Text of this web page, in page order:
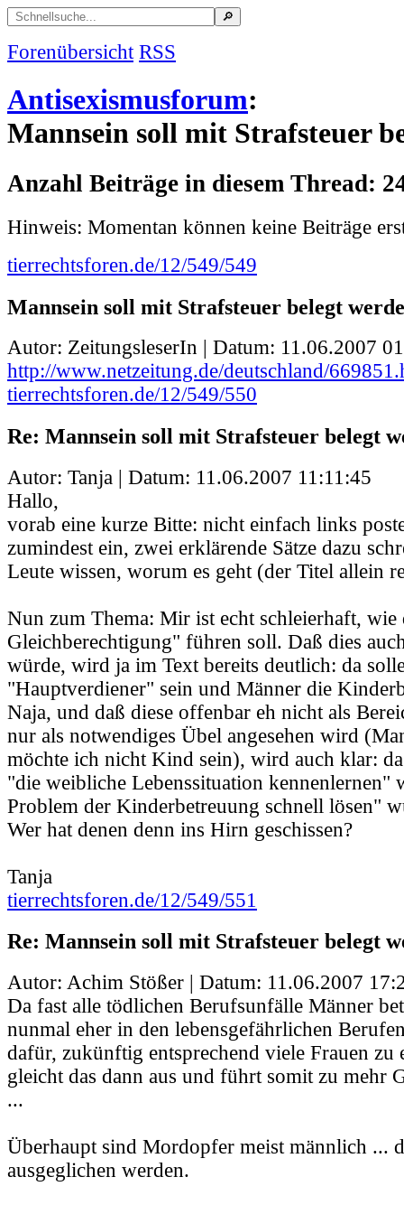
Forenübersicht RSS
Antisexismusforum:
Mannsein soll mit Strafsteuer
Anzahl Beiträge in diesem Thread:
Hinweis: Momentan können keine Beiträge
tierrechtsforen.de/12/549/549
Mannsein soll mit Strafsteuer belegt
Autor: ZeitungsleserIn | Datum: 11.06.2007
http://www.netzeitung.de/deutschland/
tierrechtsforen.de/12/549/550
Re: Mannsein soll mit Strafsteuer belegt
Autor: Tanja | Datum: 11.06.2007 11:11:45
Hallo,
vorab eine kurze Bitte: nicht einfach links
zumindest ein, zwei erklärende Sätze dazu
Leute wissen, worum es geht (der Titel allein
Nun zum Thema: Mir ist echt schleierhaft, wie
Gleichberechtigung" führen soll. Daß dies
würde, wird ja im Text bereits deutlich: da
"Hauptverdiener" sein und Männer die
Naja, und daß diese offenbar eh nicht als
nur als notwendiges Übel angesehen wird
möchte ich nicht Kind sein), wird auch klar:
"die weibliche Lebenssituation kennenlernen"
Problem der Kinderbetreuung schnell lösen"
Wer hat denen denn ins Hirn geschissen?
Tanja
tierrechtsforen.de/12/549/551
Re: Mannsein soll mit Strafsteuer belegt
Autor: Achim Stößer | Datum: 11.06.2007
Da fast alle tödlichen Berufsunfälle Männer
nunmal eher in den lebensgefährlichen
dafür, zukünftig entsprechend viele Frauen zu
gleicht das dann aus und führt somit zu mehr
...
Überhaupt sind Mordopfer meist männlich ...
ausgeglichen werden.